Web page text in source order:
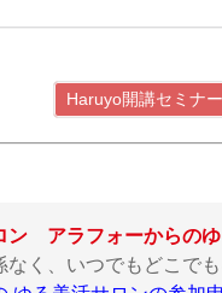
Haruyo開講セミナ
ン アラフォーからのゆ
なく、いつでもどこで